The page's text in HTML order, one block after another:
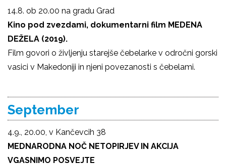
14.8. ob 20.00 na gradu Grad
Kino pod zvezdami, dokumentarni film MEDENA
DEŽELA (2019).
Film govori o življenju starejše čebelarke v odročni gorski
vasici v Makedoniji in njeni povezanosti s čebelami.
September
4.9., 20.00, v Kančevcih 38
MEDNARODNA NOČ NETOPIRJEV IN AKCIJA
VGASNIMO POSVEJTE